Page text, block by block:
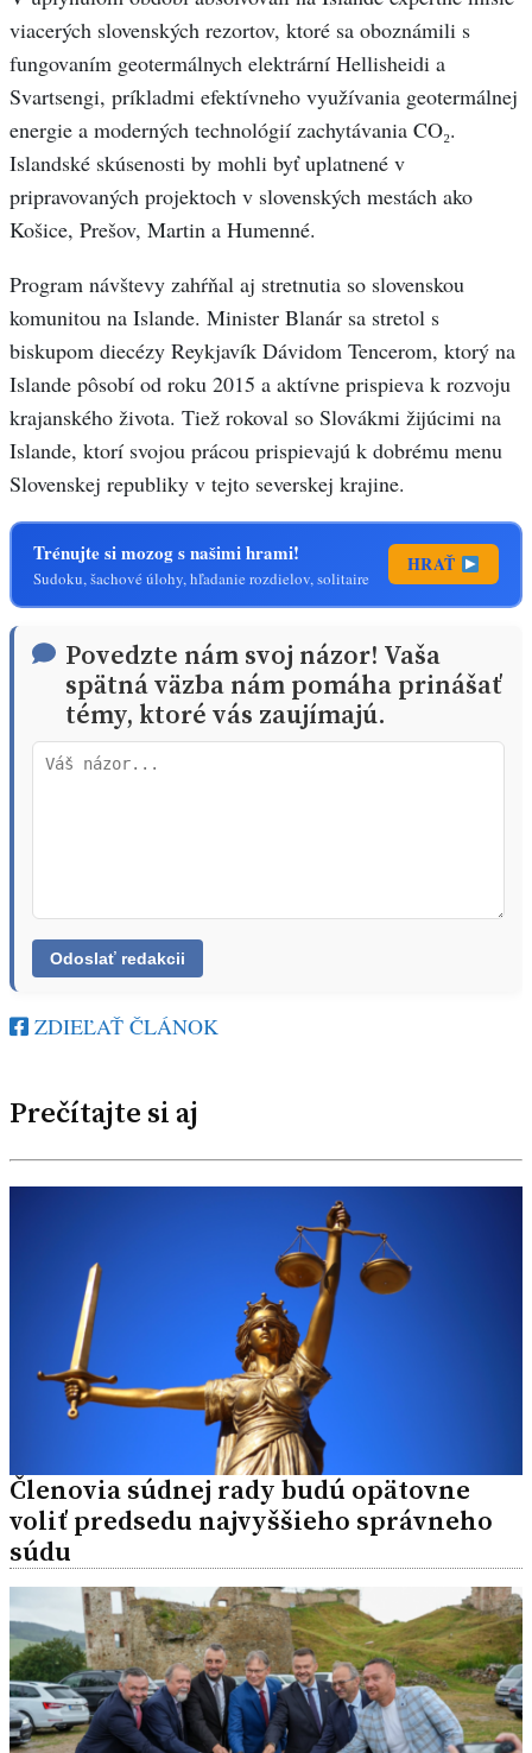
viacerých slovenských rezortov, ktoré sa oboznámili s
fungovaním geotermálnych elektrární Hellisheidi a
Svartsengi, príkladmi efektívneho využívania geotermálnej
energie a moderných technológií zachytávania CO₂.
Islandské skúsenosti by mohli byť uplatnené v
pripravovaných projektoch v slovenských mestách ako
Košice, Prešov, Martin a Humenné.
Program návštevy zahŕňal aj stretnutia so slovenskou
komunitou na Islande. Minister Blanár sa stretol s
biskupom diecézy Reykjavík Dávidom Tencerom, ktorý na
Islande pôsobí od roku 2015 a aktívne prispieva k rozvoju
krajanského života. Tiež rokoval so Slovákmi žijúcimi na
Islande, ktorí svojou prácou prispievajú k dobrému menu
Slovenskej republiky v tejto severskej krajine.
Trénujte si mozog s našimi hrami!
Sudoku, šachové úlohy, hľadanie rozdielov, solitaire
HRAŤ
Povedzte nám svoj názor! Vaša
spätná väzba nám pomáha prinášať
témy, ktoré vás zaujímajú.
ZDIEĽAŤ ČLÁNOK
Prečítajte si aj
Členovia súdnej rady budú opätovne
voliť predsedu najvyššieho správneho
súdu